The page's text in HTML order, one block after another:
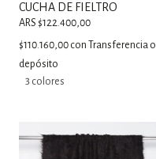
CUCHA DE FIELTRO
ARS $122.400,00
$110.160,00 con
Transferencia o
depósito
3 colores